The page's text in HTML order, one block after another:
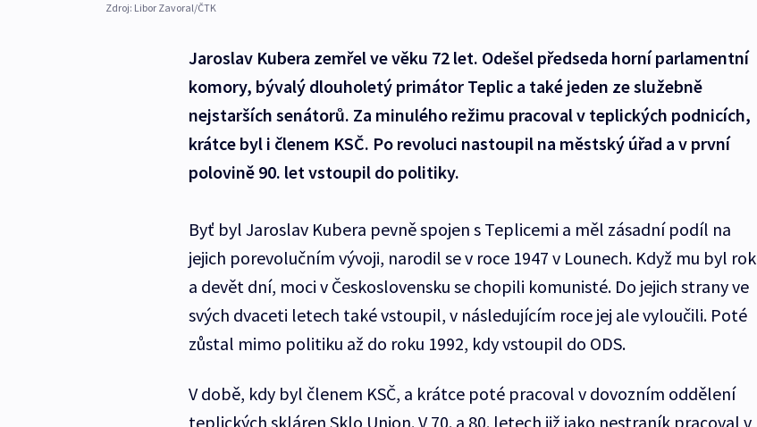
Zdroj: Libor Zavoral/ČTK
Jaroslav Kubera zemřel ve věku 72 let. Odešel předseda horní parlamentní
komory, bývalý dlouholetý primátor Teplic a také jeden ze služebně
nejstarších senátorů. Za minulého režimu pracoval v teplických podnicích,
krátce byl i členem KSČ. Po revoluci nastoupil na městský úřad a v první
polovině 90. let vstoupil do politiky.
Byť byl Jaroslav Kubera pevně spojen s Teplicemi a měl zásadní podíl na
jejich porevolučním vývoji, narodil se v roce 1947 v Lounech. Když mu byl rok
a devět dní, moci v Československu se chopili komunisté. Do jejich strany ve
svých dvaceti letech také vstoupil, v následujícím roce jej ale vyloučili. Poté
zůstal mimo politiku až do roku 1992, kdy vstoupil do ODS.
V době, kdy byl členem KSČ, a krátce poté pracoval v dovozním oddělení
teplických skláren Sklo Union. V 70. a 80. letech již jako nestraník pracoval v